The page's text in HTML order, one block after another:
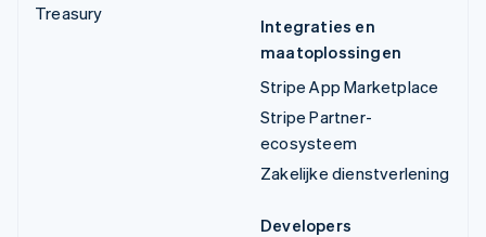
Treasury
Integraties en
maatoplossingen
Stripe App Marketplace
Stripe Partner-
ecosysteem
Zakelijke dienstverlening
Developers